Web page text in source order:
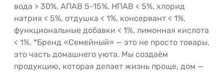
вода > 30%, АПАВ 5-15%, НПАВ < 5%, хлорид
натрия < 5%, отдушка < 1%, консервант < 1%,
функциональные добавки < 1%, лимонная кислота
< 1%. *Бренд «Семейный» — это не просто товары,
это часть домашнего уюта. Мы создаём
продукцию, которая делает жизнь проще, дом —